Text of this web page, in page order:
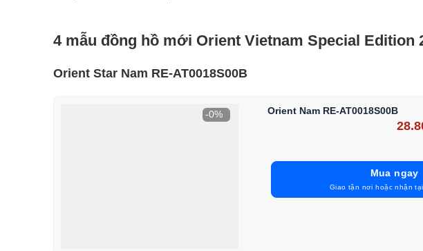
4 mẫu đồng hồ mới Orient Vietnam Special Edition
Orient Star Nam RE-AT0018S00B
-0% Orient Nam RE-AT0018S00B
Mua ngay
Giao tận nơi hoặc nhận